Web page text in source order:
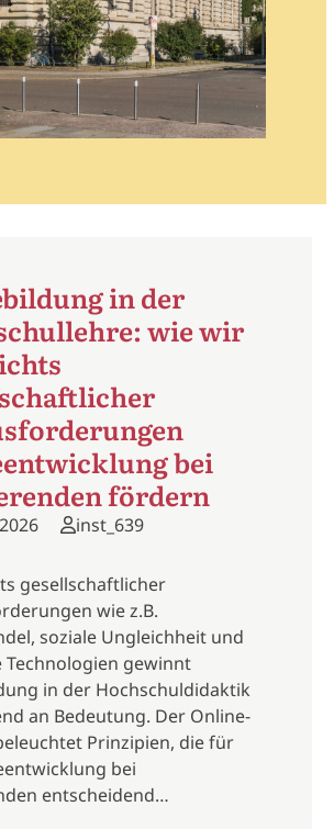
in der
wie wir
bei
fördern
inst_639
gesellschaftlicher
wie z.B.
soziale Ungleichheit und
Technologien gewinnt
in der Hochschuldidaktik
an Bedeutung. Der Online-
Prinzipien, die für
bei
entscheidend…